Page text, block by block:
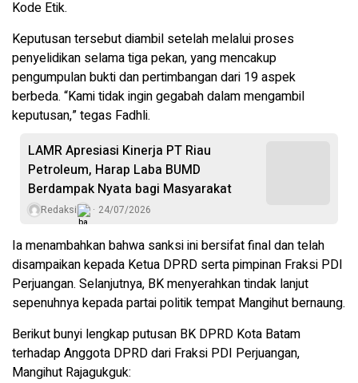
Kode Etik.
Keputusan tersebut diambil setelah melalui proses
penyelidikan selama tiga pekan, yang mencakup
pengumpulan bukti dan pertimbangan dari 19 aspek
berbeda. “Kami tidak ingin gegabah dalam mengambil
keputusan,” tegas Fadhli.
LAMR Apresiasi Kinerja PT Riau
Petroleum, Harap Laba BUMD
Berdampak Nyata bagi Masyarakat
Redaksi 24/07/2026
Ia menambahkan bahwa sanksi ini bersifat final dan telah
disampaikan kepada Ketua DPRD serta pimpinan Fraksi PDI
Perjuangan. Selanjutnya, BK menyerahkan tindak lanjut
sepenuhnya kepada partai politik tempat Mangihut bernaung.
Berikut bunyi lengkap putusan BK DPRD Kota Batam
terhadap Anggota DPRD dari Fraksi PDI Perjuangan,
Mangihut Rajagukguk: